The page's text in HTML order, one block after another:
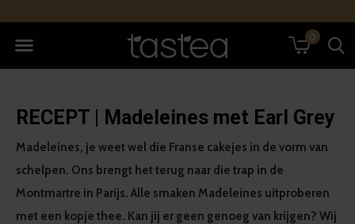
0
RECEPT | Madeleines met Earl Grey
Madeleines, je weet wel die Franse cakejes in de vorm van
schelpen. Ons brengt het terug naar die trap in de
Montmartre in Parijs. Alle smaken Madeleines uitproberen
met een kopje thee. Kan jij er geen genoeg van krijgen? Wij